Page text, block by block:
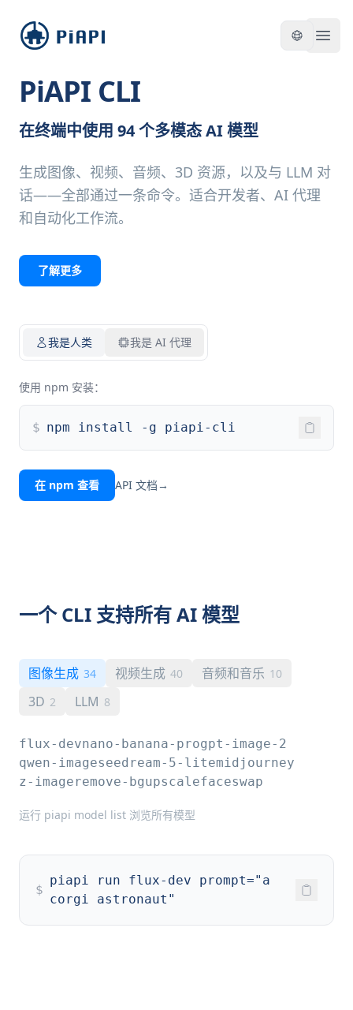
piapi
PiAPI CLI
在终端中使用 94 个多模态 AI 模型
生成图像、视频、音频、3D 资源，以及与 LLM 对
话——全部通过一条命令。适合开发者、AI 代理
和自动化工作流。
了解更多
我是人类 我是 AI 代理
使用 npm 安装：
$ npm install -g piapi-cli
在 npm 查看 API 文档→
一个 CLI 支持所有 AI 模型
图像生成 34 视频生成 40 音频和音乐 10
3D 2 LLM 8
flux-devnano-banana-progpt-image-2
qwen-imageseedream-5-litemidjourney
z-imageremove-bgupscalefaceswap
运行 piapi model list 浏览所有模型
$
piapi run flux-dev prompt="a
corgi astronaut"